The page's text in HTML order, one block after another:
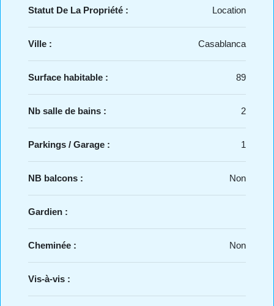
Statut De La Propriété : Location
Ville : Casablanca
Surface habitable : 89
Nb salle de bains : 2
Parkings / Garage : 1
NB balcons : Non
Gardien :
Cheminée : Non
Vis-à-vis :